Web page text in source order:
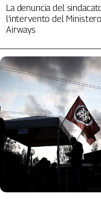
La denuncia del
l'intervento del
Airways